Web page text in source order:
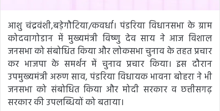
आशु चंद्रवंशी,बड़ेगौटिया/कवर्धा। पंडरिया विधानसभा के ग्राम
कोदवागोडान में मुख्यमंत्री विष्णु देव साय ने आज विशाल
जनसभा को संबोधित किया और लोकसभा चुनाव के तहत प्रचार
कर भाजपा के समर्थन में चुनाव प्रचार किया। इस दौरान
उपमुख्यमंत्री अरुण साव, पंडरिया विधायक भावना बोहरा ने भी
जनसभा को संबोधित किया और मोदी सरकार व छत्तीसगढ़
सरकार की उपलब्धियों को बताया।